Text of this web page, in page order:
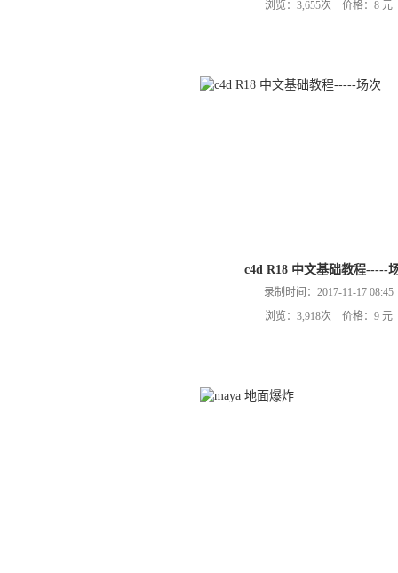
浏览：3,655次 价格：8 元
c4d R18 中文基础教程-----
录制时间：2017-11-17 08:45
浏览：3,918次 价格：9 元